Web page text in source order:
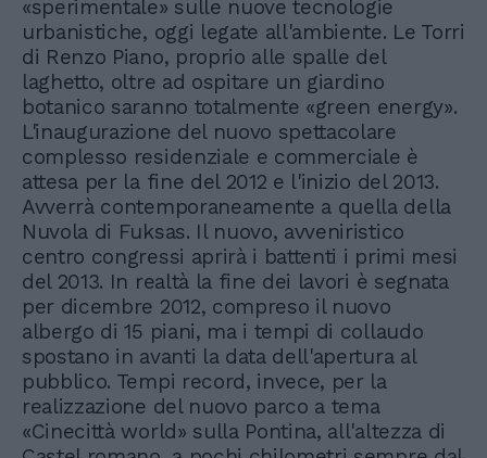
«sperimentale» sulle nuove tecnologie
urbanistiche, oggi legate all'ambiente. Le Torri
di Renzo Piano, proprio alle spalle del
laghetto, oltre ad ospitare un giardino
botanico saranno totalmente «green energy».
L'inaugurazione del nuovo spettacolare
complesso residenziale e commerciale è
attesa per la fine del 2012 e l'inizio del 2013.
Avverrà contemporaneamente a quella della
Nuvola di Fuksas. Il nuovo, avveniristico
centro congressi aprirà i battenti i primi mesi
del 2013. In realtà la fine dei lavori è segnata
per dicembre 2012, compreso il nuovo
albergo di 15 piani, ma i tempi di collaudo
spostano in avanti la data dell'apertura al
pubblico. Tempi record, invece, per la
realizzazione del nuovo parco a tema
«Cinecittà world» sulla Pontina, all'altezza di